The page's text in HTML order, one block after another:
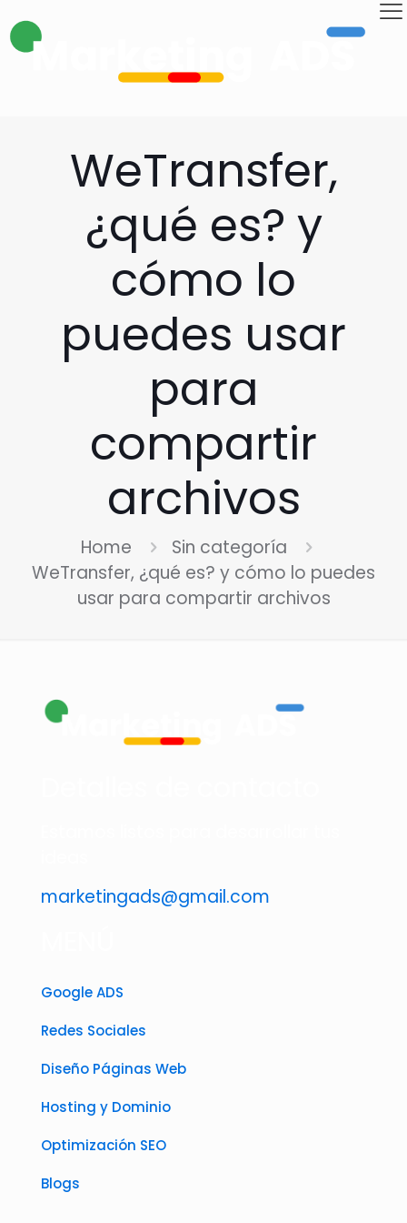
WeTransfer,
¿qué es? y
cómo lo
puedes usar
para
compartir
archivos
Home
Sin categoría
WeTransfer, ¿qué es? y cómo lo puedes
usar para compartir archivos
marketingads@gmail.com
Google ADS
Redes Sociales
Diseño Páginas Web
Hosting y Dominio
Optimización SEO
Blogs